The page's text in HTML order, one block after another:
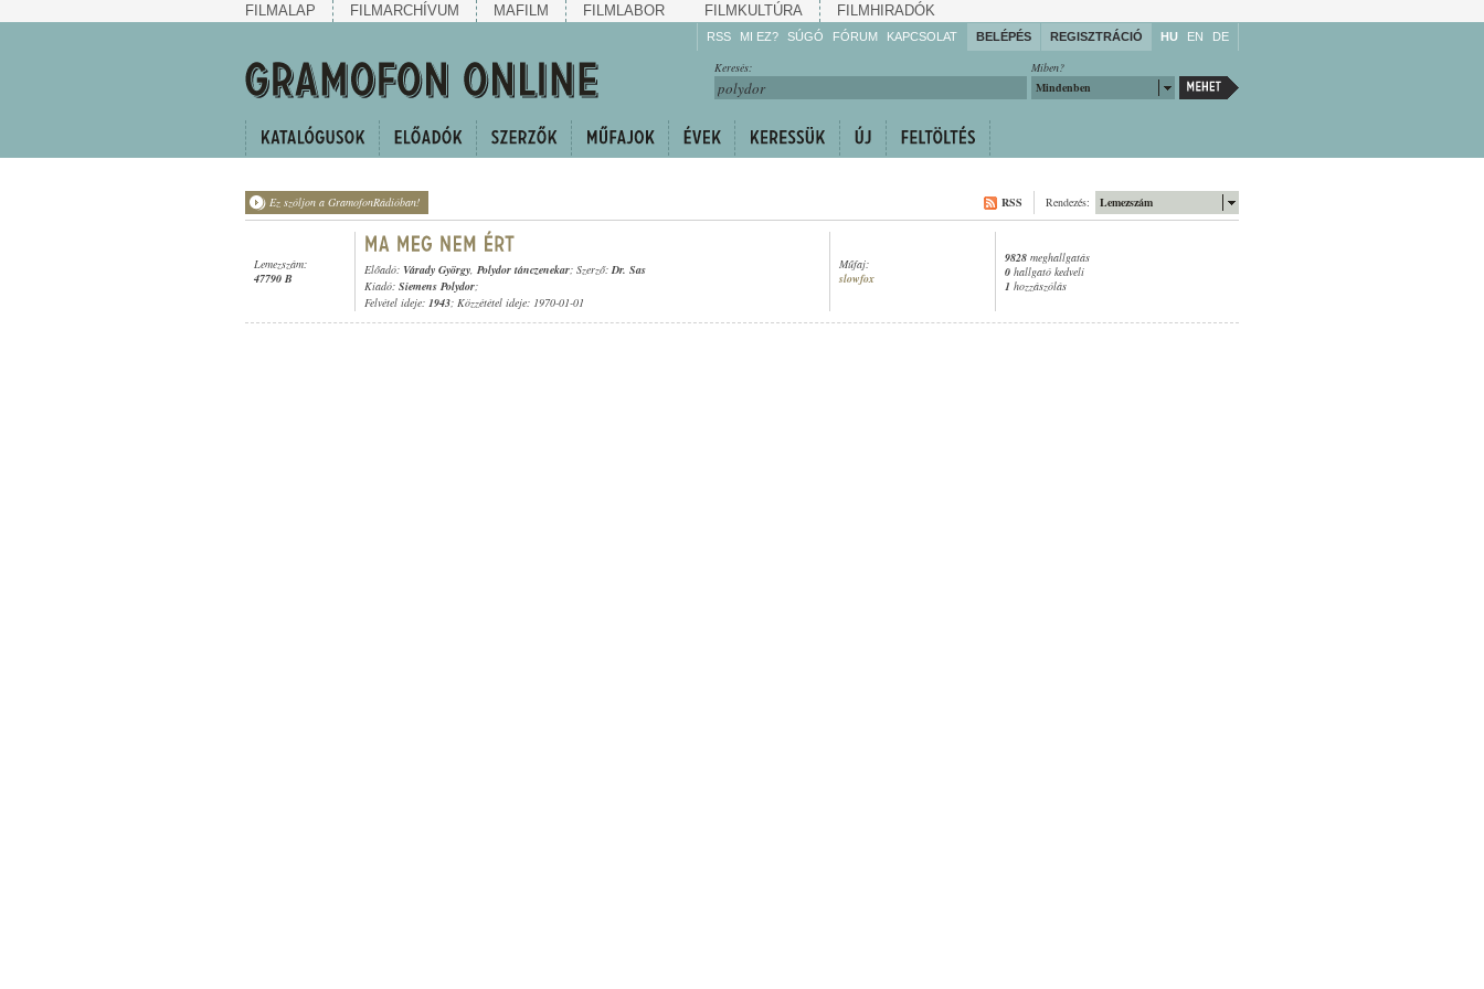
FILMALAP FILMARCHÍVUM MAFILM FILMLABOR FILMKULTÚRA FILMHIRADÓK
RSS MI EZ? SÚGÓ
Gyarapítsa!
FÓRUM KAPCSOLAT BELÉPÉS REGISZTRÁCIÓ HU EN DE
Miben?
Mindenben
Keresés:
Ez szóljon a GramofonRádióban! Lemezszám
Rendezés:
RSS
Lemezszám:
47790 B
Előadó: Várady György, Polydor tánczenekar; Szerző:Dr. Sas
Kiadó: Siemens Polydor;
Felvétel ideje: 1943; Közzététel ideje: 1970-01-01
Műfaj:
slowfox
9828 meghallgatás
0 hallgató kedveli
1 hozzászólás